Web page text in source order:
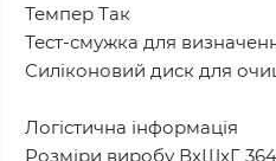
Темпер Так
Тест-смужка для
Силіконовий диск для
Логістична інформація
Розміри виробу ВxШxГ